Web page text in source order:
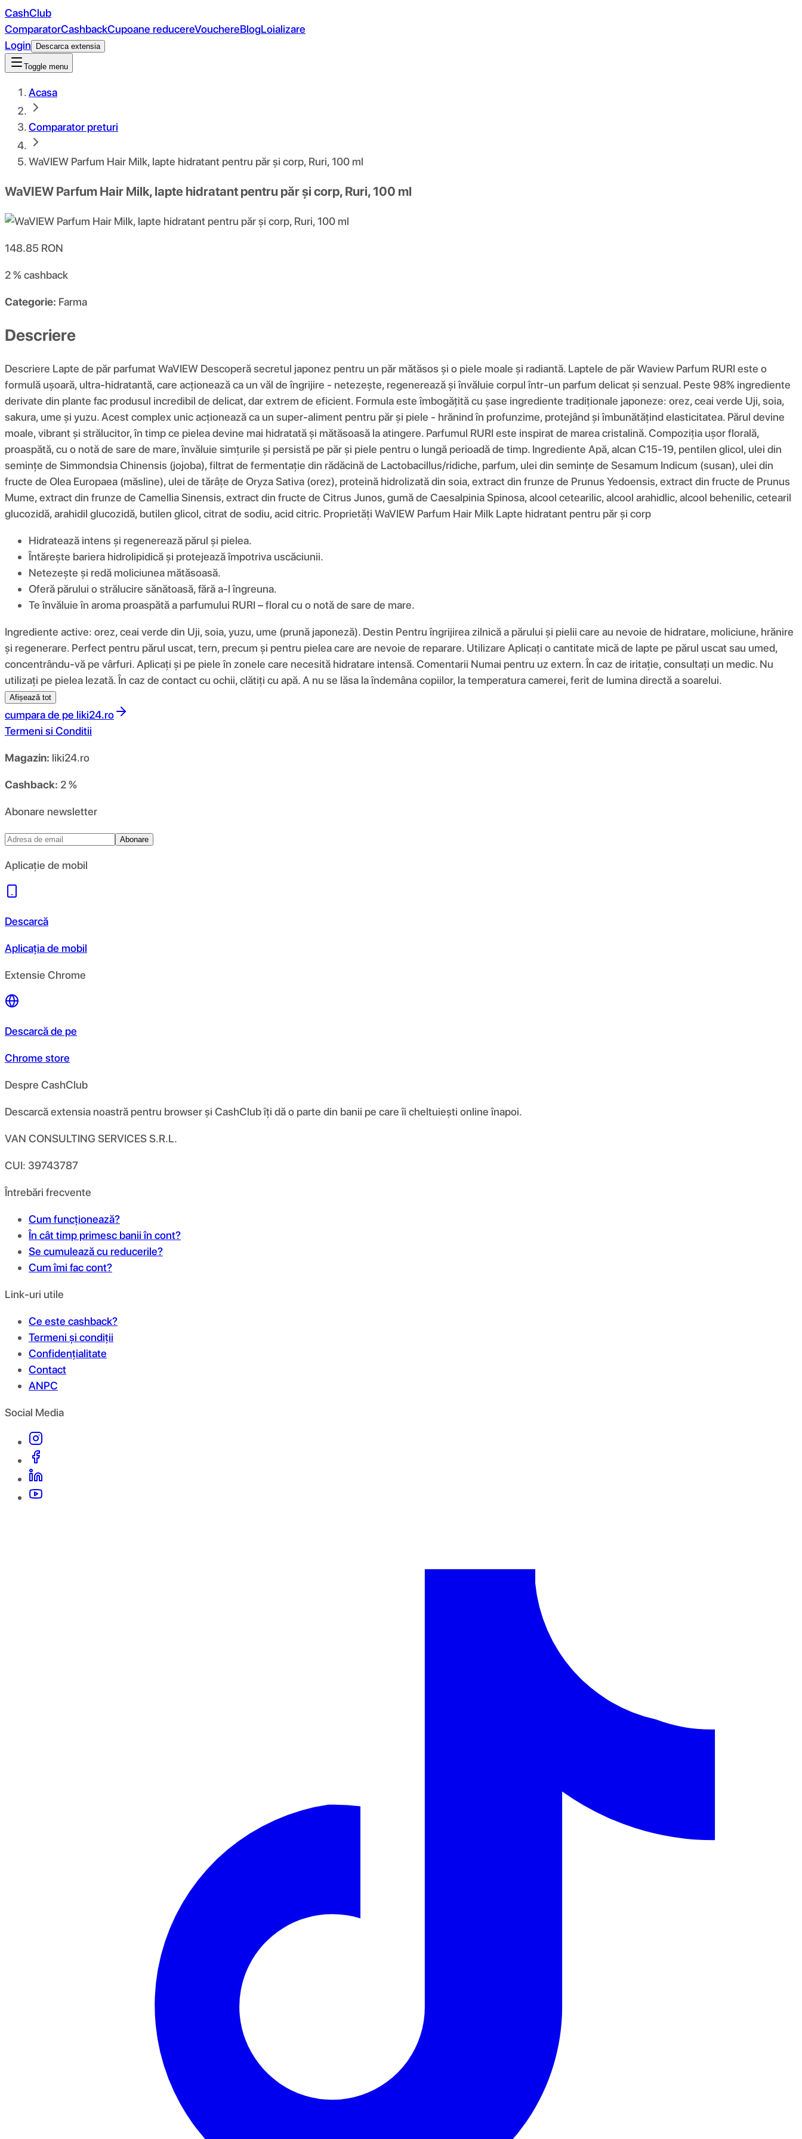
CashClub
ComparatorCashbackCupoane reducereVouchereBlogLoializare
Login
Descarca extensia
Toggle menu
Acasa
Comparator preturi
WaVIEW Parfum Hair Milk, lapte hidratant pentru păr și corp, Ruri, 100 ml
WaVIEW Parfum Hair Milk, lapte hidratant pentru păr și corp, Ruri, 100 ml
148.85 RON
2 %cashback
Categorie: Farma
Descriere
Descriere Lapte de păr parfumat WaVIEW Descoperă secretul japonez pentru un păr mătăsos și o piele moale și radiantă. Laptele de păr Waview Parfum RURI este o
formulă ușoară, ultra-hidratantă, care acționează ca un văl de îngrijire - netezește, regenerează și învăluie corpul într-un parfum delicat și senzual. Peste 98% ingrediente
derivate din plante fac produsul incredibil de delicat, dar extrem de eficient. Formula este îmbogățită cu șase ingrediente tradiționale japoneze: orez, ceai verde Uji, soia,
sakura, ume și yuzu. Acest complex unic acționează ca un super-aliment pentru păr și piele - hrănind în profunzime, protejând și îmbunătățind elasticitatea. Părul devine
moale, vibrant și strălucitor, în timp ce pielea devine mai hidratată și mătăsoasă la atingere. Parfumul RURI este inspirat de marea cristalină. Compoziția ușor florală,
proaspătă, cu o notă de sare de mare, învăluie simțurile și persistă pe păr și piele pentru o lungă perioadă de timp. Ingrediente Apă, alcan C15-19, pentilen glicol, ulei din
semințe de Simmondsia Chinensis (jojoba), filtrat de fermentație din rădăcină de Lactobacillus/ridiche, parfum, ulei din semințe de Sesamum Indicum (susan), ulei din
fructe de Olea Europaea (măsline), ulei de tărâțe de Oryza Sativa (orez), proteină hidrolizată din soia, extract din frunze de Prunus Yedoensis, extract din fructe de Prunus
Mume, extract din frunze de Camellia Sinensis, extract din fructe de Citrus Junos, gumă de Caesalpinia Spinosa, alcool cetearilic, alcool arahidlic, alcool behenilic, cetearil
glucozidă, arahidil glucozidă, butilen glicol, citrat de sodiu, acid citric. Proprietăți WaVIEW Parfum Hair Milk Lapte hidratant pentru păr și corp
Hidratează intens și regenerează părul și pielea.
Întărește bariera hidrolipidică și protejează împotriva uscăciunii.
Netezește și redă moliciunea mătăsoasă.
Oferă părului o strălucire sănătoasă, fără a-l îngreuna.
Te învăluie în aroma proaspătă a parfumului RURI – floral cu o notă de sare de mare.
Ingrediente active: orez, ceai verde din Uji, soia, yuzu, ume (prună japoneză). Destin Pentru îngrijirea zilnică a părului și pielii care au nevoie de hidratare, moliciune, hrănire
și regenerare. Perfect pentru părul uscat, tern, precum și pentru pielea care are nevoie de reparare. Utilizare Aplicați o cantitate mică de lapte pe părul uscat sau umed,
concentrându-vă pe vârfuri. Aplicați și pe piele în zonele care necesită hidratare intensă. Comentarii Numai pentru uz extern. În caz de iritație, consultați un medic. Nu
utilizați pe pielea lezată. În caz de contact cu ochii, clătiți cu apă. A nu se lăsa la îndemâna copiilor, la temperatura camerei, ferit de lumina directă a soarelui.
Afișează tot
cumpara de pe liki24.ro
Termeni si Conditii
Magazin: liki24.ro
Cashback: 2 %
Abonare newsletter
Abonare
Aplicație de mobil
Descarcă
Aplicația de mobil
Extensie Chrome
Descarcă de pe
Chrome store
Despre CashClub
Descarcă extensia noastră pentru browser și CashClub îți dă o parte din banii pe care îi cheltuiești online înapoi.
VAN CONSULTING SERVICES S.R.L.
CUI: 39743787
Întrebări frecvente
Cum funcționează?
În cât timp primesc banii în cont?
Se cumulează cu reducerile?
Cum îmi fac cont?
Link-uri utile
Ce este cashback?
Termeni și condiții
Confidențialitate
Contact
ANPC
Social Media